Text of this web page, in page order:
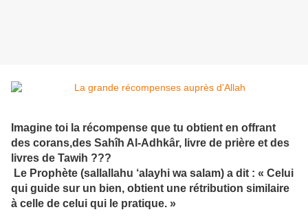
Imagine toi la récompense que tu obtient en offrant
des corans,des Sahîh Al-Adhkâr, livre de prière et des
livres de Tawih ???
Le Prophète (sallallahu ‘alayhi wa salam) a dit : « Celui
qui guide sur un bien, obtient une rétribution similaire
à celle de celui qui le pratique. »